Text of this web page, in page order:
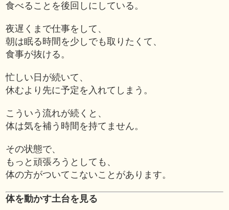
食べることを後回しにしている。
夜遅くまで仕事をして、
朝は眠る時間を少しでも取りたくて、
食事が抜ける。
忙しい日が続いて、
休むより先に予定を入れてしまう。
こういう流れが続くと、
体は気を補う時間を持てません。
その状態で、
もっと頑張ろうとしても、
体の方がついてこないことがあります。
体を動かす土台を見る